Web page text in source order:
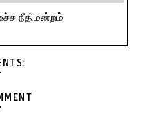
நீதிமன்றம்